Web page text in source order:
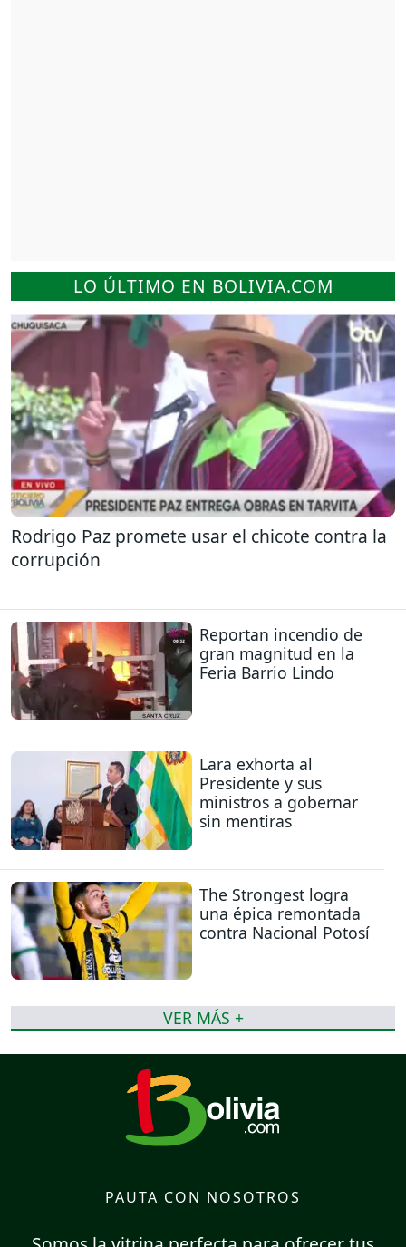
LO ÚLTIMO EN BOLIVIA.COM
Rodrigo Paz promete usar el chicote contra la
corrupción
Reportan incendio de
gran magnitud en la
Feria Barrio Lindo
Lara exhorta al
Presidente y sus
ministros a gobernar
sin mentiras
The Strongest logra
una épica remontada
contra Nacional Potosí
VER MÁS +
PAUTA CON NOSOTROS